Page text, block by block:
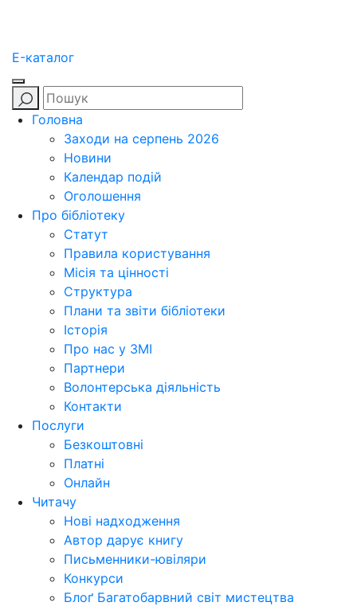
E-каталог
Головна
Заходи на серпень 2026
Новини
Календар подій
Оголошення
Про бібліотеку
Статут
Правила користування
Місія та цінності
Структура
Плани та звіти бібліотеки
Історія
Про нас у ЗМІ
Партнери
Волонтерська діяльність
Контакти
Послуги
Безкоштовні
Платні
Онлайн
Читачу
Нові надходження
Автор дарує книгу
Письменники-ювіляри
Конкурси
Блоґ Багатобарвний світ мистецтва